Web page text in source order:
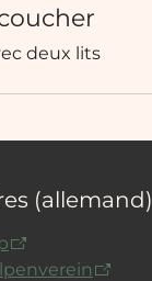
deux lits
(allemand)